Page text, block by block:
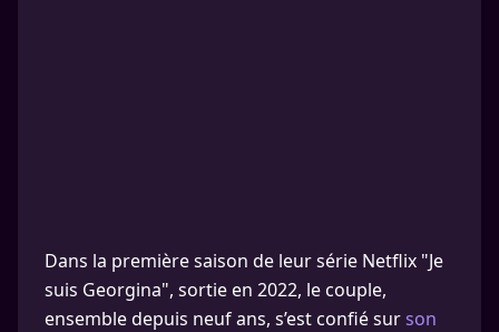
Dans la première saison de leur série Netflix "Je
suis Georgina", sortie en 2022, le couple,
ensemble depuis neuf ans, s’est confié surson